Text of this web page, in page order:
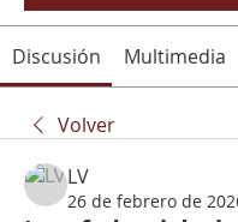
Discusión Multimedia
Volver
LV
26 de febrero de